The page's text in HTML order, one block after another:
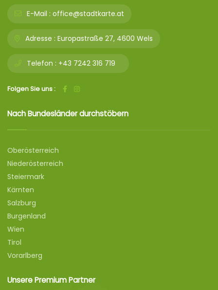
E-Mail : office@stadtkarte.at
Adresse : Europastraße 27, 4600 Wels
Telefon : +43 7242 316 719
Folgen Sie uns :
Nach Bundesländer durchstöbern
Oberösterreich
Niederösterreich
Steiermark
Kärnten
Salzburg
Burgenland
Wien
Tirol
Vorarlberg
Unsere Premium Partner